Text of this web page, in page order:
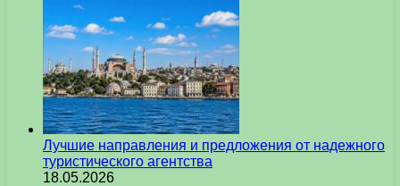
Лучшие направления и предложения от надежного
туристического агентства
18.05.2026